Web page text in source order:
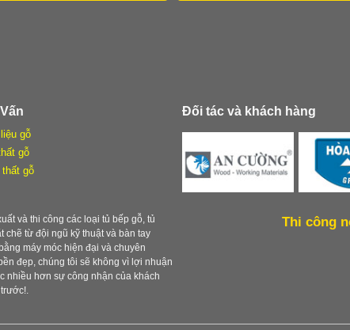
gỗ
gỗ
gỗ
Đối tác và khách hàng
và thi công các loại tủ bếp gỗ, tủ
chẽ từ đội ngũ kỹ thuật và bàn tay
máy móc hiện đại và chuyên
đẹp, chúng tôi sẽ không vì lợi nhuận
nhiều hơn sự công nhận của khách
Thi công